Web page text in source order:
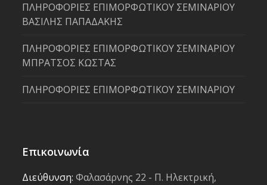
ΠΛΗΡΟΦΟΡΙΕΣ ΕΠΙΜΟΡΦΩΤΙΚΟΥ ΣΕΜΙΝΑΡΙΟΥ
ΒΑΣΙΛΗΣ ΠΑΠΑΔΑΚΗΣ
ΠΛΗΡΟΦΟΡΙΕΣ ΕΠΙΜΟΡΦΩΤΙΚΟΥ ΣΕΜΙΝΑΡΙΟΥ
ΜΠΡΑΤΣΟΣ ΚΩΣΤΑΣ
ΠΛΗΡΟΦΟΡΙΕΣ ΕΠΙΜΟΡΦΩΤΙΚΟΥ ΣΕΜΙΝΑΡΙΟΥ
Επικοινωνία
Διεύθυνση:Φαλασάρνης 22 - Π. Ηλεκτρική,